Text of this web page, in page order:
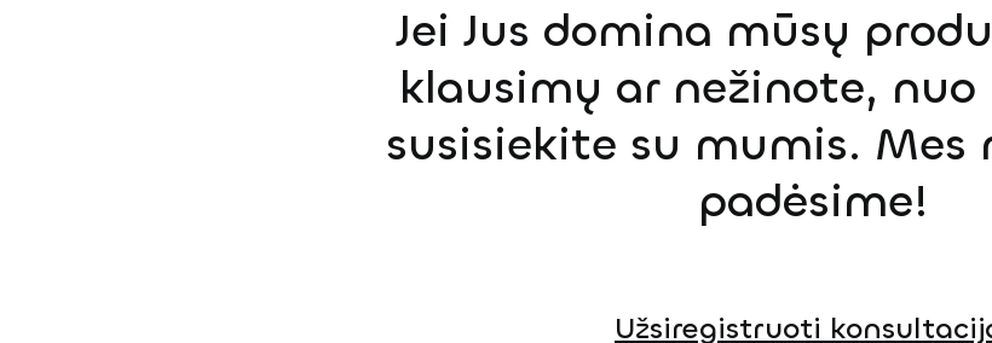
Jei Jus domina mūsų
klausimų ar nežinote,
susisiekite su mumis. Mes
padėsime!
Užsiregistruoti